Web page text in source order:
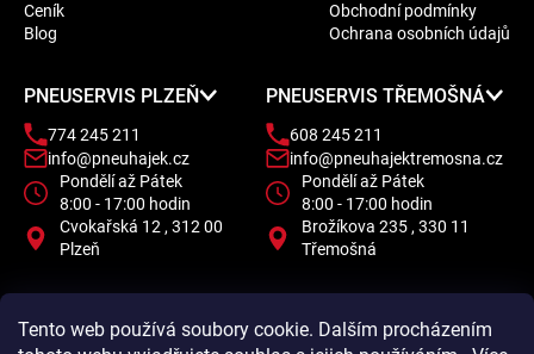
Tento web používá soubory cookie. Dalším procházením
Ceník
Blog
Obchodní podmínky
Ochrana osobních údajů
PNEUSERVIS PLZEŇ
774 245 211
info@pneuhajek.cz
Pondělí až Pátek
8:00 - 17:00 hodin
Cvokařská 12 , 312 00
Plzeň
PNEUSERVIS TŘEMOŠNÁ
608 245 211
info@pneuhajektremosna.cz
Pondělí až Pátek
8:00 - 17:00 hodin
Brožíkova 235 , 330 11
Třemošná